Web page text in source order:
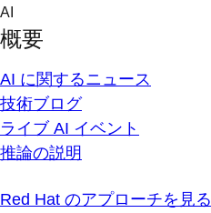
Skip
content
AI
概要
AI に関するニュース
技術ブログ
ライブ AI イベント
推論の説明
Red Hat のアプローチを見る